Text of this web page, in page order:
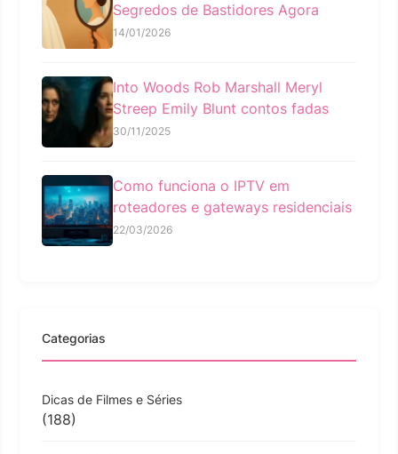
Segredos de Bastidores Agora
14/01/2026
Into Woods Rob Marshall Meryl
Streep Emily Blunt contos fadas
30/11/2025
Como funciona o IPTV em
roteadores e gateways residenciais
22/03/2026
Categorias
Dicas de Filmes e Séries
(188)